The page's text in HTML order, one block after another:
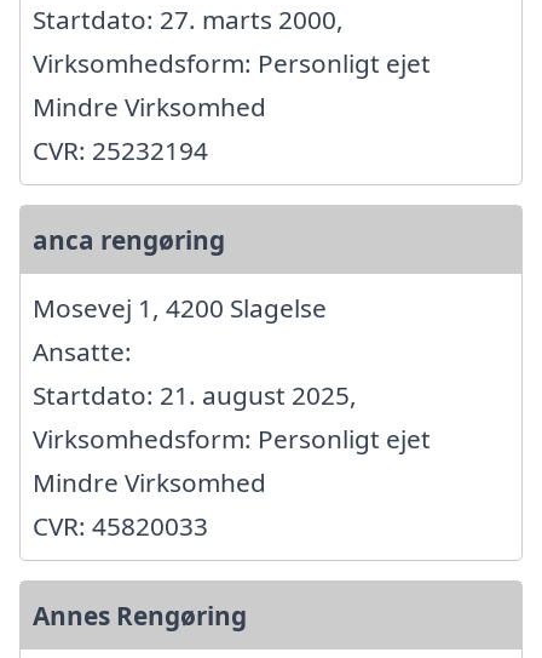
Startdato: 27. marts 2000,
Virksomhedsform: Personligt ejet
Mindre Virksomhed
CVR: 25232194
anca rengøring
Mosevej 1, 4200 Slagelse
Ansatte:
Startdato: 21. august 2025,
Virksomhedsform: Personligt ejet
Mindre Virksomhed
CVR: 45820033
Annes Rengøring